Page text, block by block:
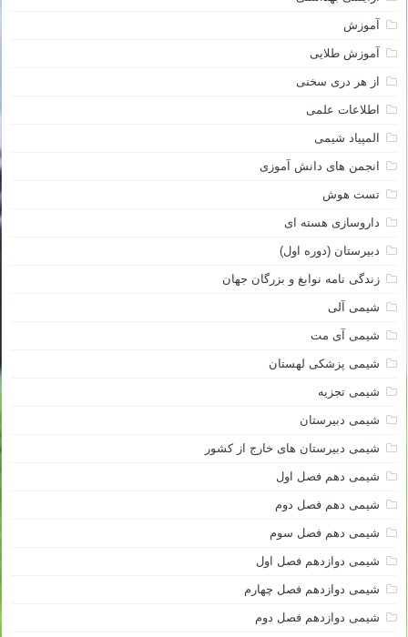
آموزش
آموزش طلایی
از هر دری سخنی
اطلاعات علمی
المپیاد شیمی
انجمن های دانش آموزی
تست هوش
داروسازی هسته ای
دبیرستان (دوره اول)
زندگی نامه نوابغ و بزرگان جهان
شیمی آلی
شیمی آی مت
شیمی پزشکی لهستان
شیمی تجزیه
شیمی دبیرستان
شیمی دبیرستان های خارج از کشور
شیمی دهم فصل اول
شیمی دهم فصل دوم
شیمی دهم فصل سوم
شیمی دوازدهم فصل اول
شیمی دوازدهم فصل چهارم
شیمی دوازدهم فصل دوم